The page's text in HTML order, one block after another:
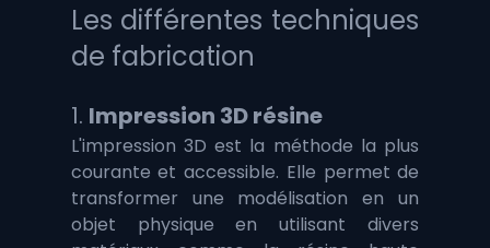
Les différentes techniques
de fabrication
1. Impression 3D résine
L'impression 3D est la méthode la plus
courante et accessible. Elle permet de
transformer une modélisation en un
objet physique en utilisant divers